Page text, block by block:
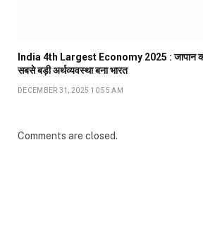
India 4th Largest Economy 2025 : जापान को
सबसे बड़ी अर्थव्यवस्था बना भारत
DECEMBER 31, 2025 10:55 AM
Comments are closed.